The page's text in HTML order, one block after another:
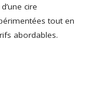
cire
tout en
abordables.